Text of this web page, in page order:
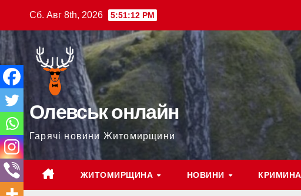
содержимому
Сб. Авг 8th, 2026 5:51:14 PM
Олевськ онлайн
Гарячі новини Житомирщини
ЖИТОМИРЩИНА НОВИНИ